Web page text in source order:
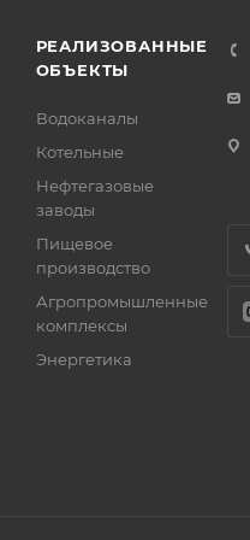
РЕАЛИЗОВАННЫЕ
ОБЪЕКТЫ
Водоканалы
Котельные
Нефтегазовые
заводы
Пищевое
производство
Агропромышленные
комплексы
Энергетика